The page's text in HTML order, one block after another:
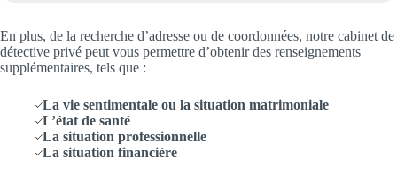
En plus, de la recherche d’adresse ou de coordonnées, notre cabinet de
détective privé peut vous permettre d’obtenir des renseignements
supplémentaires, tels que :
La vie sentimentale ou la situation matrimoniale
L’état de santé
La situation professionnelle
La situation financière